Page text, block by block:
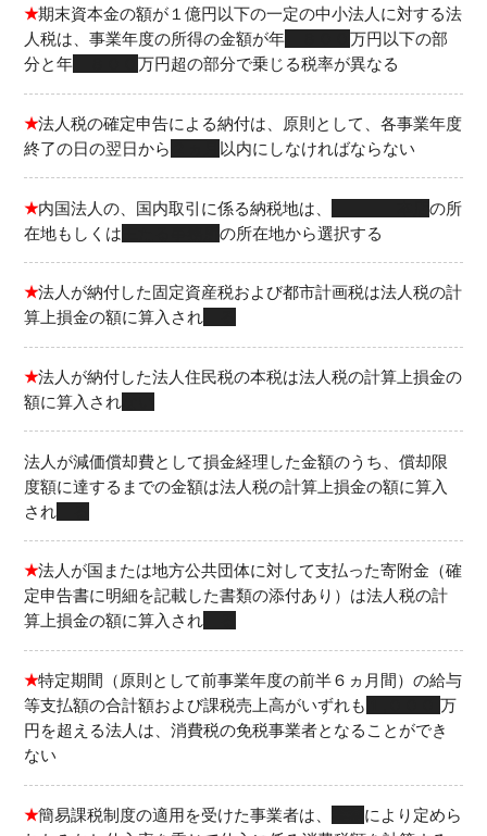
★期末資本金の額が１億円以下の一定の中小法人に対する法
人税は、事業年度の所得の金額が年８００ 万円以下の部
分と年８００ 万円超の部分で乗じる税率が異なる
★法人税の確定申告による納付は、原則として、各事業年度
終了の日の翌日から
以内にしなければならない
★内国法人の、国内取引に係る納税地は、
の所
在地もしくは
の所在地から選択する
★法人が納付した固定資産税および都市計画税は法人税の計
算上損金の額に算入される
★法人が納付した法人住民税の本税は法人税の計算上損金の
額に算入されない
法人が減価償却費として損金経理した金額のうち、償却限
度額に達するまでの金額は法人税の計算上損金の額に算入
される
★法人が国または地方公共団体に対して支払った寄附金（確
定申告書に明細を記載した書類の添付あり）は法人税の計
算上損金の額に算入される
★特定期間（原則として前事業年度の前半６ヵ月間）の給与
等支払額の合計額および課税売上高がいずれも
万
円を超える法人は、消費税の免税事業者となることができ
ない
★簡易課税制度の適用を受けた事業者は、
により定めら